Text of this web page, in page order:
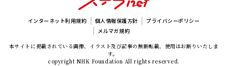
インターネット利用規約 個人情報保護方針
プライバシーポリシー
メルマガ規約
本サイトに掲載されている画像、イラスト及び記事の無断転載、使用はお断りいたしま
す。
copyright NHK Foundation All rights reserved.